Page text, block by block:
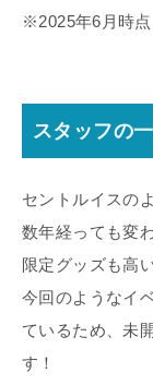
※2025年6月時点
スタッフの
セントルイスの
数年経っても変
限定グッズも高
今回のようなイ
ているため、未
す！